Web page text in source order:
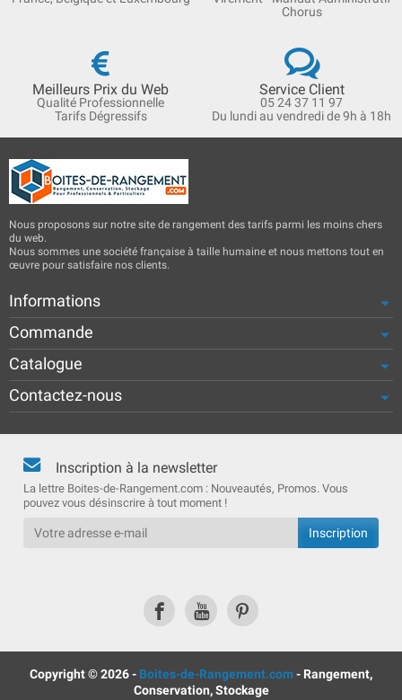
Chorus
Meilleurs Prix du Web
Qualité Professionnelle
Tarifs Dégressifs
Service Client
05 24 37 11 97
Du lundi au vendredi de 9h à 18h
Nous proposons sur notre site de rangement des tarifs parmi les moins chers
du web.
Nous sommes une société française à taille humaine et nous mettons tout en
œuvre pour satisfaire nos clients.
Informations
Commande
Catalogue
Contactez-nous
Inscription à la newsletter
La lettre Boites-de-Rangement.com : Nouveautés, Promos. Vous
pouvez vous désinscrire à tout moment !
Copyright © 2026 - Boites-de-Rangement.com- Rangement,
Conservation, Stockage